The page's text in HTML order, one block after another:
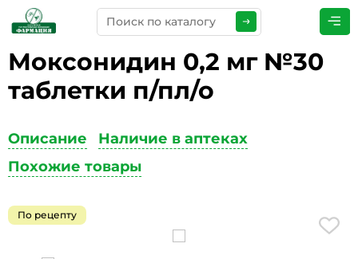
Моксонидин 0,2 мг №30
таблетки п/пл/о
Описание
Наличие в аптеках
Похожие товары
По рецепту
ПРЕДСТАВЬТЕСЬ *
ТЕЛЕФОН*
ЭЛЕКТРОННАЯ ПОЧТА